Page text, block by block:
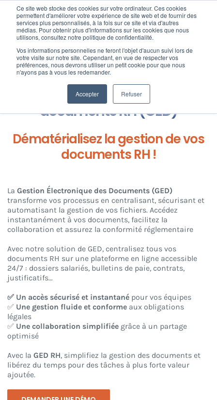
Ce site web stocke des cookies sur votre ordinateur. Ces cookies
permettent d'améliorer votre expérience de site web et de fournir des
services plus personnalisés, à la fois sur ce site et via d'autres
médias. Pour obtenir plus d'informations sur les cookies que nous
utilisons, consultez notre politique de confidentialité.
Vos informations personnelles ne feront l'objet d'aucun suivi lors de
votre visite sur notre site. Cependant, en vue de respecter vos
préférences, nous devrons utiliser un petit cookie pour que nous
n'ayons pas à vous les redemander.
Accepter Refuser
Passer
contenu
Nos offres
Formation
Nos clients
Fortify
Support
CONNEXION
Home»Dématérialisation RH : optimisez votre productivité avec
Fortify !»Gestion électronique des documents RH (GED)
Gestion électronique des
documents RH (GED)
Dématérialisez la gestion de vos
documents RH !
La Gestion Électronique des Documents (GED)
transforme vos processus en centralisant, sécurisant et
automatisant la gestion de vos fichiers. Accédez
instantanément à vos documents, facilitez la
collaboration et assurez la conformité réglementaire
Avec notre solution de GED, centralisez tous vos
documents RH sur une plateforme en ligne accessible
24/7 : dossiers salariés, bulletins de paie, contrats,
justificatifs…
✅ Un accès sécurisé et instantanépour vos équipes
✅ Une gestion fluide et conformeaux obligations
légales
✅ Une collaboration simplifiéegrâce à un partage
optimisé
Avec la GED RH, simplifiez la gestion des documents et
libérez du temps pour des tâches à plus forte valeur
ajoutée.